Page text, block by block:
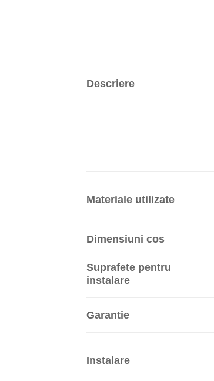
Descriere
Materiale utilizate
Dimensiuni cos
Suprafete pentru
instalare
Garantie
Instalare